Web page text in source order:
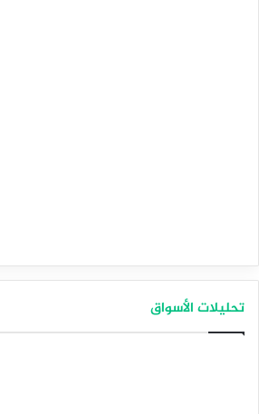
تحليلات الأسواق